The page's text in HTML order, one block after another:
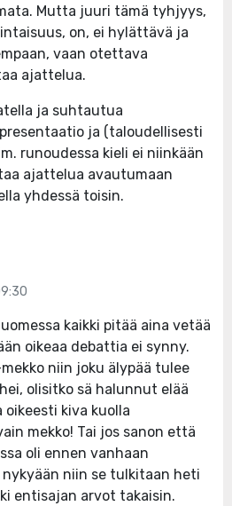
Mutta juuri tämä tyhjyys,
on, ei hylättävä ja
vaan otettava
ajattelua.
ja suhtautua
ja (taloudellisesti
runoudessa kieli ei niinkään
ajattelua avautumaan
yhdessä toisin.
kaikki pitää aina vetää
oikeaa debattia ei synny.
niin joku älypää tulee
olisitko sä halunnut elää
kiva kuolla
mekko! Tai jos sanon että
oli ennen vanhaan
niin se tulkitaan heti
entisajan arvot takaisin.